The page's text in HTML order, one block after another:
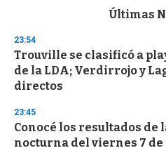
d
s
o
f
3
s
e
c
o
Últimas
23:54
Trouville se clasificó a
de la LDA; Verdirrojo y
directos
23:45
Conocé los resultados de
nocturna del viernes 7 de